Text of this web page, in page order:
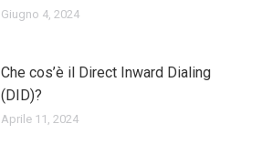
Giugno 4, 2024
Che cos’è il Direct Inward Dialing
(DID)?
Aprile 11, 2024